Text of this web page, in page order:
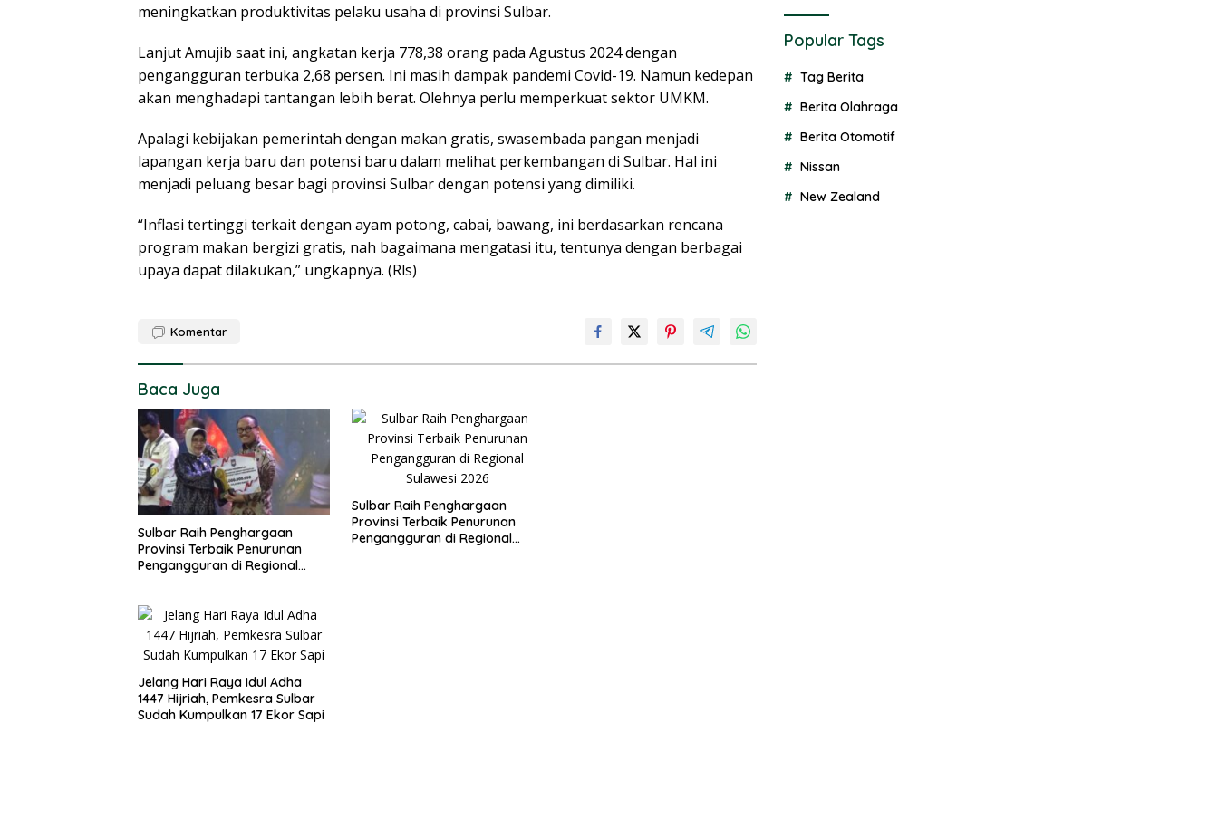
meningkatkan produktivitas pelaku usaha di provinsi Sulbar.
Lanjut Amujib saat ini, angkatan kerja 778,38 orang pada Agustus 2024 dengan
pengangguran terbuka 2,68 persen. Ini masih dampak pandemi Covid-19. Namun kedepan
akan menghadapi tantangan lebih berat. Olehnya perlu memperkuat sektor UMKM.
Apalagi kebijakan pemerintah dengan makan gratis, swasembada pangan menjadi
lapangan kerja baru dan potensi baru dalam melihat perkembangan di Sulbar. Hal ini
menjadi peluang besar bagi provinsi Sulbar dengan potensi yang dimiliki.
“Inflasi tertinggi terkait dengan ayam potong, cabai, bawang, ini berdasarkan rencana
program makan bergizi gratis, nah bagaimana mengatasi itu, tentunya dengan berbagai
upaya dapat dilakukan,” ungkapnya. (Rls)
Komentar
Baca Juga
Sulbar Raih Penghargaan
Provinsi Terbaik Penurunan
Pengangguran di Regional
Sulbar Raih Penghargaan
Provinsi Terbaik Penurunan
Pengangguran di Regional
Jelang Hari Raya Idul Adha
1447 Hijriah, Pemkesra Sulbar
Sudah Kumpulkan 17 Ekor Sapi
Popular Tags
Tag Berita
Berita Olahraga
Berita Otomotif
Nissan
New Zealand